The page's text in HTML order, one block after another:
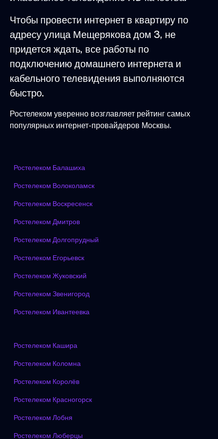
Чтобы провести интернет в квартиру по
адресу улица Мещерякова дом 3, не
придется ждать, все работы по
подключению домашнего интернета и
кабельного телевидения выполняются
быстро.
Ростелеком уверенно возглавляет рейтинг самых
популярных интернет-провайдеров Москвы.
Ростелеком Балашиха
Ростелеком Волоколамск
Ростелеком Воскресенск
Ростелеком Дмитров
Ростелеком Долгопрудный
Ростелеком Егорьевск
Ростелеком Жуковский
Ростелеком Звенигород
Ростелеком Ивантеевка
Ростелеком Кашира
Ростелеком Коломна
Ростелеком Королёв
Ростелеком Красногорск
Ростелеком Лобня
Ростелеком Люберцы